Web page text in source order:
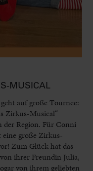
MUSICAL
auf große Tournee:
Zirkus-Musical“
der Region. Für Conni
eine große Zirkus-
Zum Glück hat das
ihrer Freundin Julia,
von ihrem geliebten